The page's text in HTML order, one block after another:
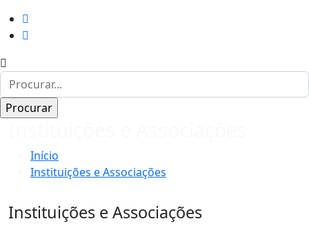
Início
Instituições e Associações
Instituições e Associações